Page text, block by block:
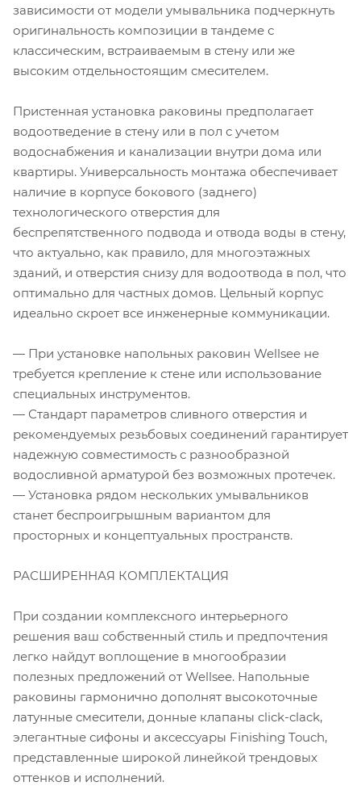
зависимости от модели умывальника подчеркнуть
оригинальность композиции в тандеме с
классическим, встраиваемым в стену или же
высоким отдельностоящим смесителем.
Пристенная установка раковины предполагает
водоотведение в стену или в пол с учетом
водоснабжения и канализации внутри дома или
квартиры. Универсальность монтажа обеспечивает
наличие в корпусе бокового (заднего)
технологического отверстия для
беспрепятственного подвода и отвода воды в стену,
что актуально, как правило, для многоэтажных
зданий, и отверстия снизу для водоотвода в пол, что
оптимально для частных домов. Цельный корпус
идеально скроет все инженерные коммуникации.
— При установке напольных раковин Wellsee не
требуется крепление к стене или использование
специальных инструментов.
— Стандарт параметров сливного отверстия и
рекомендуемых резьбовых соединений гарантирует
надежную совместимость с разнообразной
водосливной арматурой без возможных протечек.
— Установка рядом нескольких умывальников
станет беспроигрышным вариантом для
просторных и концептуальных пространств.
РАСШИРЕННАЯ КОМПЛЕКТАЦИЯ
При создании комплексного интерьерного
решения ваш собственный стиль и предпочтения
легко найдут воплощение в многообразии
полезных предложений от Wellsee. Напольные
раковины гармонично дополнят высокоточные
латунные смесители, донные клапаны click-clack,
элегантные сифоны и аксессуары Finishing Touch,
представленные широкой линейкой трендовых
оттенков и исполнений.